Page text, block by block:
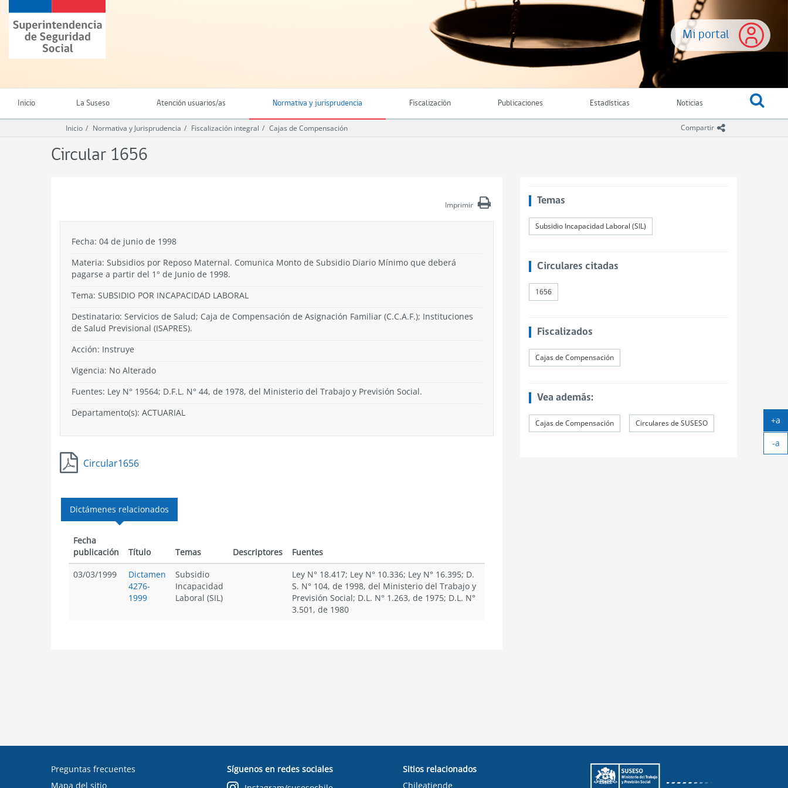
contenido
principal
Mi portal
Superintendencia
de
Seguridad
(SUSESO)
Chile
Inicio La Suseso Atención usuarios/as Normativa y jurisprudencia Fiscalización Publicaciones Estadísticas Noticias
Compartir icono compartir
Inicio Normativa y Jurisprudencia Fiscalización integral Cajas de Compensación
Circular 1656
Imprimir
Fecha: 04 de junio de 1998
Materia: Subsidios por Reposo Maternal. Comunica Monto de Subsidio Diario Mínimo que deberá
pagarse a partir del 1° de Junio de 1998.
Tema: SUBSIDIO POR INCAPACIDAD LABORAL
Destinatario: Servicios de Salud; Caja de Compensación de Asignación Familiar (C.C.A.F.); Instituciones
de Salud Previsional (ISAPRES).
Acción: Instruye
Vigencia: No Alterado
Fuentes: Ley N° 19564; D.F.L. N° 44, de 1978, del Ministerio del Trabajo y Previsión Social.
Departamento(s): ACTUARIAL
Circular1656
Dictámenes relacionados
Fecha
publicación
Título Temas Descriptores
Fuentes
03/03/1999
Dictamen
4276-
1999
Subsidio
Incapacidad
Laboral (SIL)
Ley N° 18.417; Ley N° 10.336; Ley N° 16.395; D.
S. N° 104, de 1998, del Ministerio del Trabajo y
Previsión Social; D.L. N° 1.263, de 1975; D.L. N°
3.501, de 1980
Temas
Subsidio Incapacidad Laboral (SIL)
Circulares citadas
1656
Fiscalizados
Cajas de Compensación
Vea además:
Cajas de Compensación Circulares de SUSESO
Preguntas frecuentes
Mapa del sitio
Síguenos en redes sociales
Sitios relacionados
Chileatiende
+a
-a